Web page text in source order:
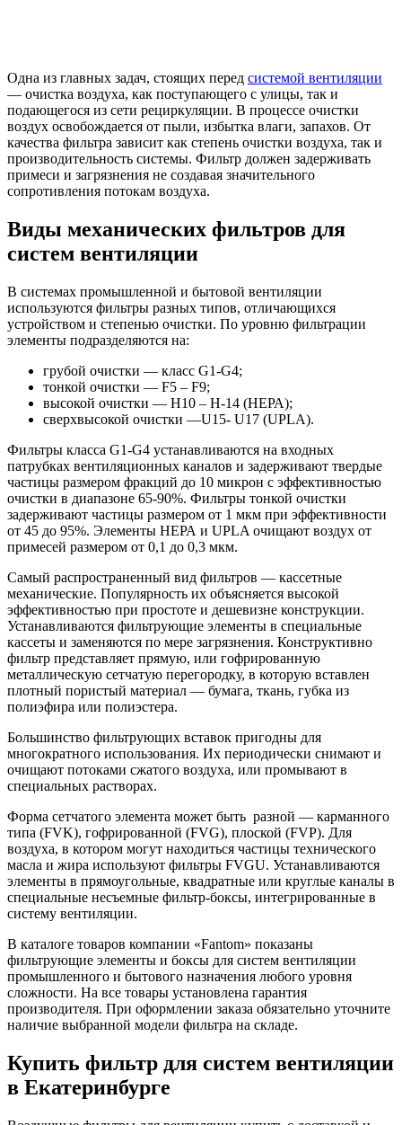
Одна из главных задач, стоящих перед системой вентиляции
— очистка воздуха, как поступающего с улицы, так и
подающегося из сети рециркуляции. В процессе очистки
воздух освобождается от пыли, избытка влаги, запахов. От
качества фильтра зависит как степень очистки воздуха, так и
производительность системы. Фильтр должен задерживать
примеси и загрязнения не создавая значительного
сопротивления потокам воздуха.
Виды механических фильтров для
систем вентиляции
В системах промышленной и бытовой вентиляции
используются фильтры разных типов, отличающихся
устройством и степенью очистки. По уровню фильтрации
элементы подразделяются на:
грубой очистки — класс G1-G4;
тонкой очистки — F5 – F9;
высокой очистки — Н10 – Н-14 (НЕРА);
сверхвысокой очистки —U15- U17 (UPLA).
Фильтры класса G1-G4 устанавливаются на входных
патрубках вентиляционных каналов и задерживают твердые
частицы размером фракций до 10 микрон с эффективностью
очистки в диапазоне 65-90%. Фильтры тонкой очистки
задерживают частицы размером от 1 мкм при эффективности
от 45 до 95%. Элементы НЕРА и UPLA очищают воздух от
примесей размером от 0,1 до 0,3 мкм.
Самый распространенный вид фильтров — кассетные
механические. Популярность их объясняется высокой
эффективностью при простоте и дешевизне конструкции.
Устанавливаются фильтрующие элементы в специальные
кассеты и заменяются по мере загрязнения. Конструктивно
фильтр представляет прямую, или гофрированную
металлическую сетчатую перегородку, в которую вставлен
плотный пористый материал — бумага, ткань, губка из
полиэфира или полиэстера.
Большинство фильтрующих вставок пригодны для
многократного использования. Их периодически снимают и
очищают потоками сжатого воздуха, или промывают в
специальных растворах.
Форма сетчатого элемента может быть разной — карманного
типа (FVK), гофрированной (FVG), плоской (FVP). Для
воздуха, в котором могут находиться частицы технического
масла и жира используют фильтры FVGU. Устанавливаются
элементы в прямоугольные, квадратные или круглые каналы в
специальные несъемные фильтр-боксы, интегрированные в
систему вентиляции.
В каталоге товаров компании «Fantom» показаны
фильтрующие элементы и боксы для систем вентиляции
промышленного и бытового назначения любого уровня
сложности. На все товары установлена гарантия
производителя. При оформлении заказа обязательно уточните
наличие выбранной модели фильтра на складе.
Купить фильтр для систем вентиляции
в Екатеринбурге